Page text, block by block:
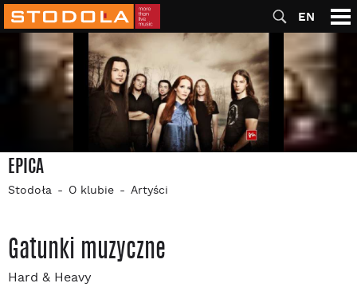
EN
EPICA
Stodoła O klubie Artyści
Gatunki muzyczne
Hard & Heavy